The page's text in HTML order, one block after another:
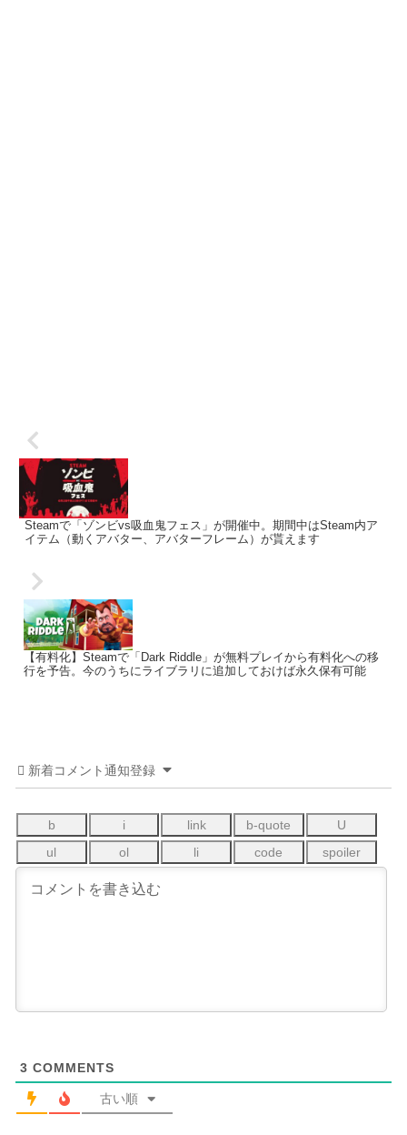
Steamで「ゾンビvs吸血鬼フェス」が開催中。期間中はSteam内ア
イテム（動くアバター、アバターフレーム）が貰えます
【有料化】Steamで「Dark Riddle」が無料プレイから有料化への移
行を予告。今のうちにライブラリに追加しておけば永久保有可能
新着コメント通知登録
3 COMMENTS
古い順